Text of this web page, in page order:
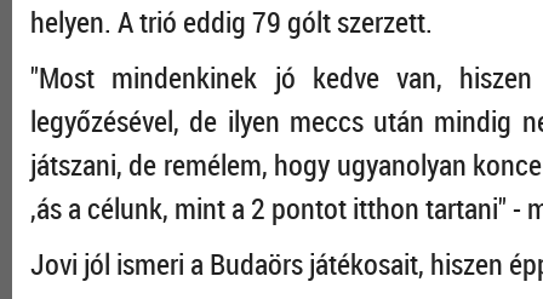
helyen. A trió eddig 79 gólt szerzett.
"Most mindenkinek jó kedve van,
legyőzésével, de ilyen meccs után mindig
játszani, de remélem, hogy ugyanolyan
,ás a célunk, mint a 2 pontot itthon tartani" -
Jovi jól ismeri a Budaörs játékosait, hiszen